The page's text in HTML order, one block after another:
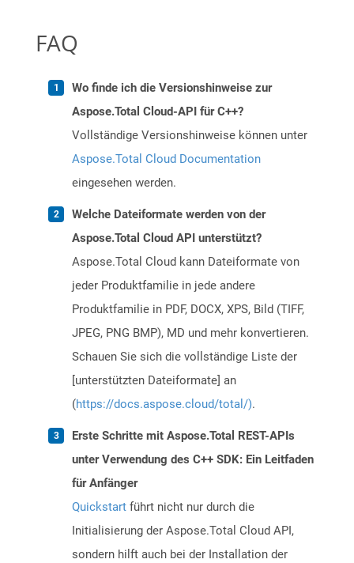
FAQ
Wo finde ich die Versionshinweise zur
Aspose.Total Cloud-API für C++?
Vollständige Versionshinweise können unter
Aspose.Total Cloud Documentation
eingesehen werden.
Welche Dateiformate werden von der
Aspose.Total Cloud API unterstützt?
Aspose.Total Cloud kann Dateiformate von
jeder Produktfamilie in jede andere
Produktfamilie in PDF, DOCX, XPS, Bild (TIFF,
JPEG, PNG BMP), MD und mehr konvertieren.
Schauen Sie sich die vollständige Liste der
[unterstützten Dateiformate] an
(https://docs.aspose.cloud/total/).
Erste Schritte mit Aspose.Total REST-APIs
unter Verwendung des C++ SDK: Ein Leitfaden
für Anfänger
Quickstart führt nicht nur durch die
Initialisierung der Aspose.Total Cloud API,
sondern hilft auch bei der Installation der